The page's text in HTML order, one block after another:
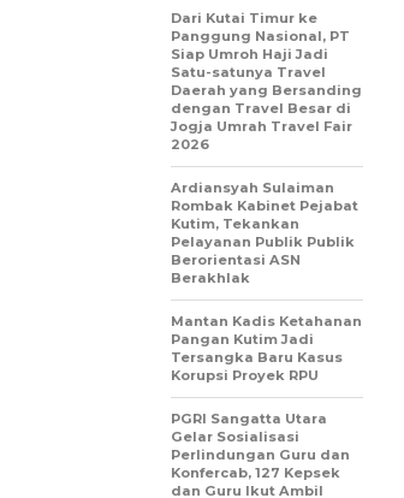
Dari Kutai Timur ke
Panggung Nasional, PT
Siap Umroh Haji Jadi
Satu-satunya Travel
Daerah yang Bersanding
dengan Travel Besar di
Jogja Umrah Travel Fair
2026
Ardiansyah Sulaiman
Rombak Kabinet Pejabat
Kutim, Tekankan
Pelayanan Publik Publik
Berorientasi ASN
Berakhlak
Mantan Kadis Ketahanan
Pangan Kutim Jadi
Tersangka Baru Kasus
Korupsi Proyek RPU
PGRI Sangatta Utara
Gelar Sosialisasi
Perlindungan Guru dan
Konfercab, 127 Kepsek
dan Guru Ikut Ambil